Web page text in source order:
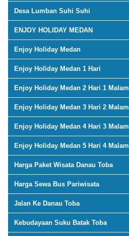
Desa Lumban Suhi Suhi
ENJOY HOLIDAY MEDAN
Enjoy Holiday Medan
Enjoy Holiday Medan 1 Hari
Enjoy Holiday Medan 2 Hari 1 Malam
Enjoy Holiday Medan 3 Hari 2 Malam
Enjoy Holiday Medan 4 Hari 3 Malam
Enjoy Holiday Medan 5 Hari 4 Malam
Harga Paket Wisata Danau Toba
Harga Sewa Bus Pariwisata
Jalan Ke Danau Toba
Kebudayaan Suku Batak Toba